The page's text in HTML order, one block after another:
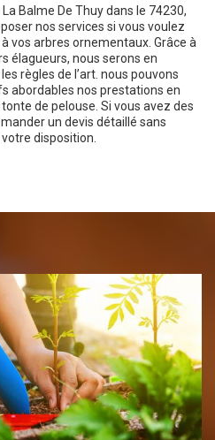
Balme De Thuy dans le 74230,
nos services si vous voulez
vos arbres ornementaux. Grâce à
élagueurs, nous serons en
règles de l’art. nous pouvons
abordables nos prestations en
de pelouse. Si vous avez des
un devis détaillé sans
disposition.